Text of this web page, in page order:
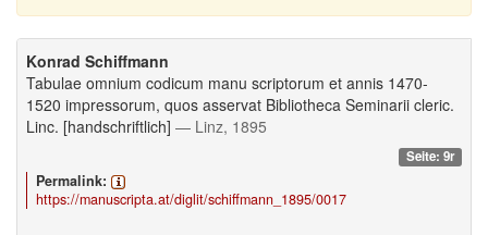
Konrad Schiffmann
Tabulae omnium codicum manu scriptorum et annis 1470-
1520 impressorum, quos asservat Bibliotheca Seminarii cleric.
Linc. [handschriftlich] — Linz, 1895
Seite: 9r
Permalink:
https://manuscripta.at/diglit/schiffmann_1895/0017